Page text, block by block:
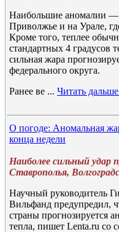
Наибольшие аномалии —
Приволжье и на Урале,
Кроме того, теплее
стандартных 4 градусов
сильная жара
федерального округа.
Ранее ве ... Читать
О погоде: Аномальная
конца недели
Наиболее сильный
Ставрополья,
Научный руководитель
Вильфанд предупредил,
страны прогнозируется
тепла, пишет Lenta.ru со